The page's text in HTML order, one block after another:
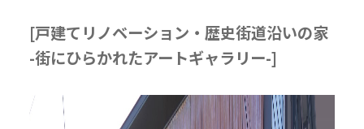
[戸建てリノベーション・歴史街道沿いの家
-街にひらかれたアートギャラリー-]